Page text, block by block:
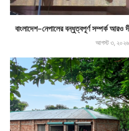
বাংলাদেশ-নেপালের বন্ধুত্বপূর্ণ সম্পর্ক আরও
আগস্ট ৩, ২০২৬